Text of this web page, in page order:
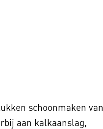
schoonmaken van
aan kalkaanslag,